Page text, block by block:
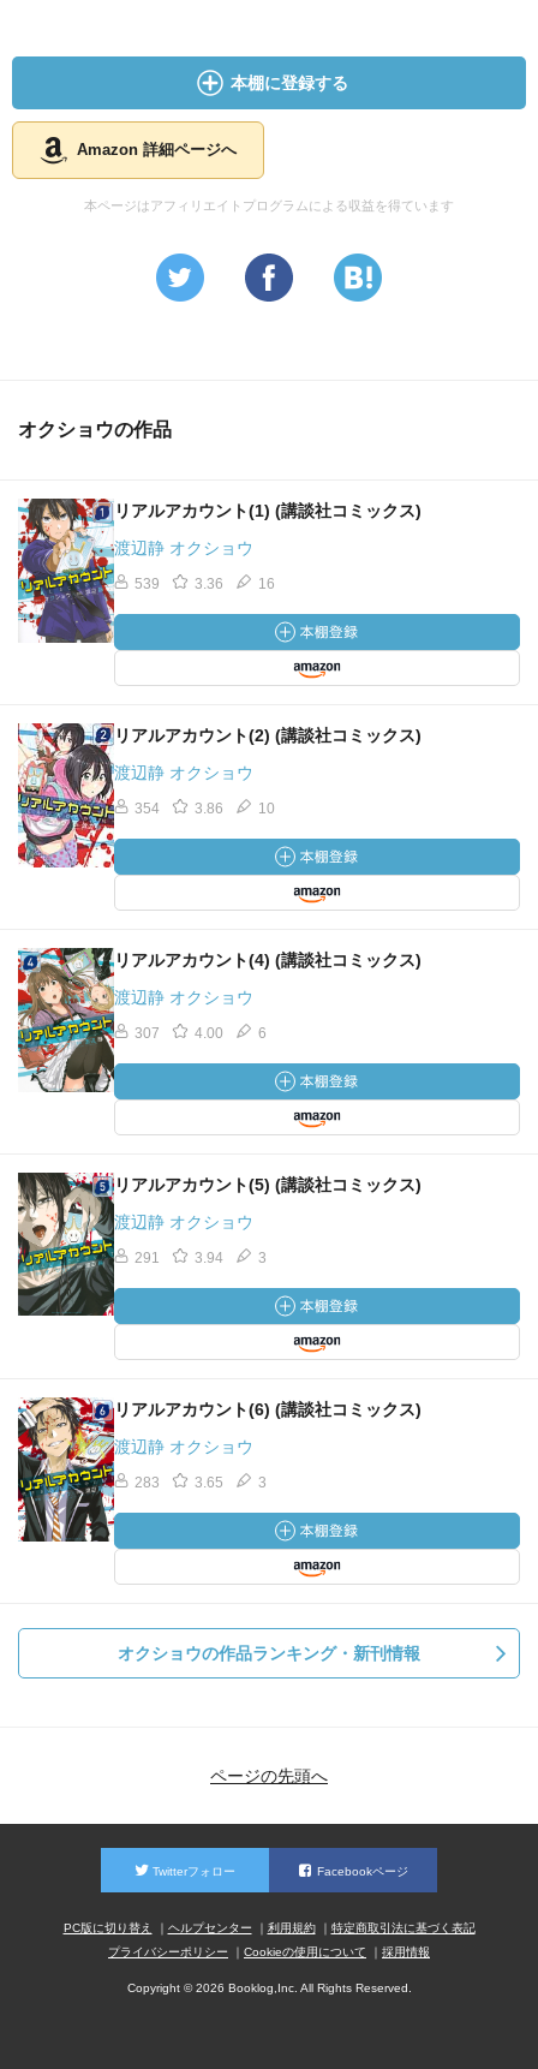
本棚に登録する
Amazon 詳細ページへ
本ページはアフィリエイトプログラムによる収益を得ています
オクショウの作品
リアルアカウント(1) (講談社コミックス)
渡辺静 オクショウ
539 3.36 16
リアルアカウント(2) (講談社コミックス)
渡辺静 オクショウ
354 3.86 10
リアルアカウント(4) (講談社コミックス)
渡辺静 オクショウ
307 4.00 6
リアルアカウント(5) (講談社コミックス)
渡辺静 オクショウ
291 3.94 3
リアルアカウント(6) (講談社コミックス)
渡辺静 オクショウ
283 3.65 3
オクショウの作品ランキング・新刊情報
ページの先頭へ
Twitterフォロー Facebookページ
PC版に切り替え ヘルプセンター 利用規約
特定商取引法に基づく表記
プライバシーポリシー
Cookieの使用について 採用情報
Copyright © 2026 Booklog,Inc. All Rights Reserved.